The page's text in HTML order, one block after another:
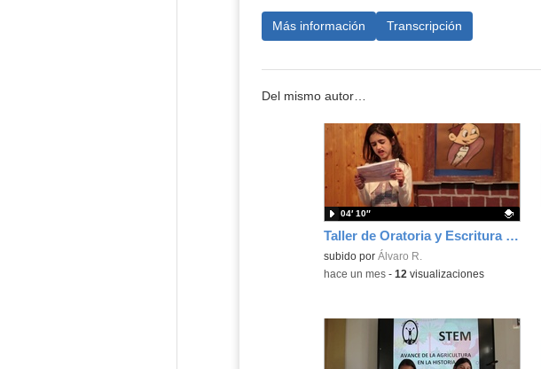
Más información Transcripción
Del mismo autor…
Taller de Oratoria y Escritura 2026 Terceros
Contenido educativo.
subido por Álvaro R.
04′ 10″
-hace un mes- 12 visualizaciones